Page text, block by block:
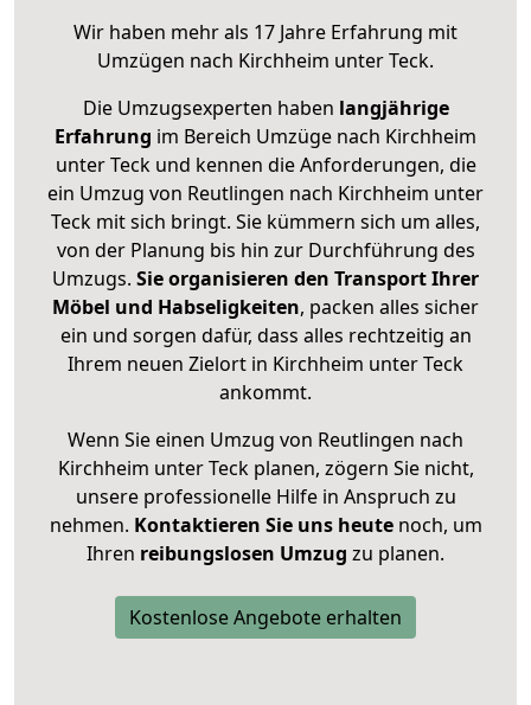
Wir haben mehr als 17 Jahre Erfahrung mit
Umzügen nach Kirchheim unter Teck.
Die Umzugsexperten haben langjährige
Erfahrung im Bereich Umzüge nach Kirchheim
unter Teck und kennen die Anforderungen, die
ein Umzug von Reutlingen nach Kirchheim unter
Teck mit sich bringt. Sie kümmern sich um alles,
von der Planung bis hin zur Durchführung des
Umzugs. Sie organisieren den Transport Ihrer
Möbel und Habseligkeiten, packen alles sicher
ein und sorgen dafür, dass alles rechtzeitig an
Ihrem neuen Zielort in Kirchheim unter Teck
ankommt.
Wenn Sie einen Umzug von Reutlingen nach
Kirchheim unter Teck planen, zögern Sie nicht,
unsere professionelle Hilfe in Anspruch zu
nehmen. Kontaktieren Sie uns heutenoch, um
Ihren reibungslosen Umzug zu planen.
Kostenlose Angebote erhalten